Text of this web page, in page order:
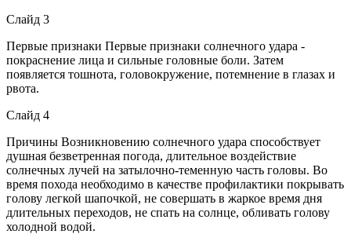
Слайд 3
Первые признаки Первые признаки солнечного удара -
покраснение лица и сильные головные боли. Затем
появляется тошнота, головокружение, потемнение в глазах и
рвота.
Слайд 4
Причины Возникновению солнечного удара способствует
душная безветренная погода, длительное воздействие
солнечных лучей на затылочно-теменную часть головы. Во
время похода необходимо в качестве профилактики покрывать
голову легкой шапочкой, не совершать в жаркое время дня
длительных переходов, не спать на солнце, обливать голову
холодной водой.